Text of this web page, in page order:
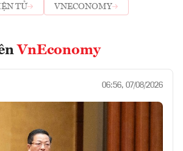
TỬ
VNECONOMY
VnEconomy
06:56, 07/08/2026